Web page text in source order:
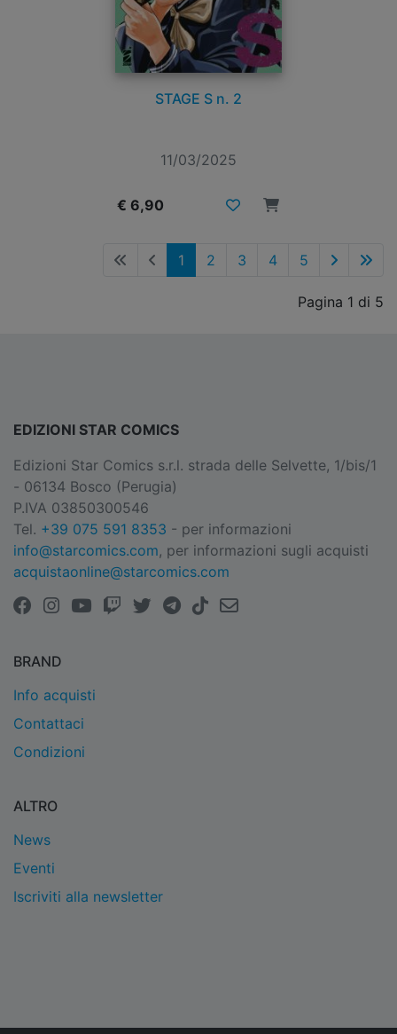
STAGE S n. 2
11/03/2025
€ 6,90
1 2 3 4 5
Pagina 1 di 5
EDIZIONI STAR COMICS
Edizioni Star Comics s.r.l. strada delle Selvette, 1/bis/1
- 06134 Bosco (Perugia)
P.IVA 03850300546
Tel. +39 075 591 8353 - per informazioni
info@starcomics.com, per informazioni sugli acquisti
acquistaonline@starcomics.com
BRAND
Info acquisti
Contattaci
Condizioni
ALTRO
News
Eventi
Iscriviti alla newsletter